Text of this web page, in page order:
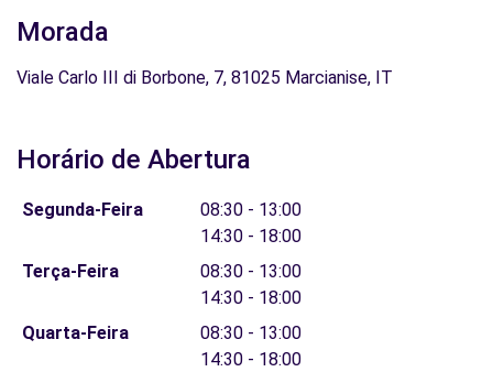
Morada
Viale Carlo III di Borbone, 7, 81025 Marcianise, IT
Horário de Abertura
Segunda-Feira
08:30 - 13:00
14:30 - 18:00
Terça-Feira
08:30 - 13:00
14:30 - 18:00
Quarta-Feira
08:30 - 13:00
14:30 - 18:00